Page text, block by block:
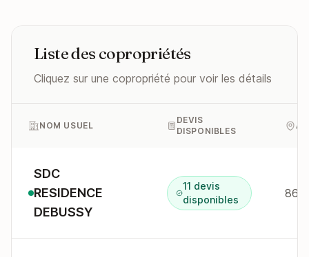
Liste des copropriétés
Cliquez sur une copropriété pour voir les détails
NOM USUEL
DEVIS
DISPONIBLES
SDC
RESIDENCE
DEBUSSY
11 devis
disponibles